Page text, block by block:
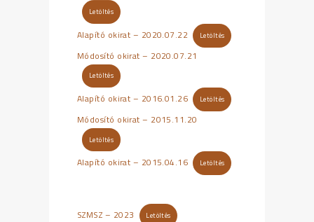
Letöltés
Alapító okirat – 2020.07.22 Letöltés
Módosító okirat – 2020.07.21
Letöltés
Alapító okirat – 2016.01.26 Letöltés
Módosító okirat – 2015.11.20
Letöltés
Alapító okirat – 2015.04.16 Letöltés
SZMSZ – 2023 Letöltés